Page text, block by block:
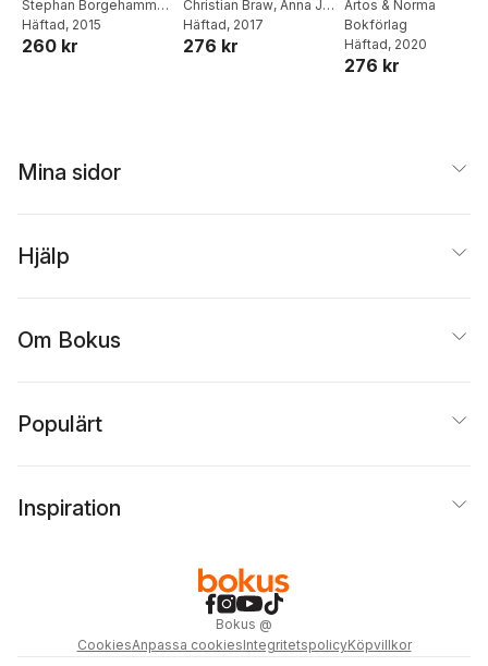
hymnologiska
studier
Stephan Borgehammar
Ingvar Bengtsson
J. Evertsson
Häftad, 2015
260 kr
Christian Braw, Anna J.
Evertsson,Stina
Fallberg Sundmark
Häftad, 2017
276 kr
Artos & Norma
Bokförlag
Häftad, 2020
276 kr
Mina sidor
Hjälp
Om Bokus
Populärt
Inspiration
Bokus @
CookiesAnpassa cookiesIntegritetspolicyKöpvillkor